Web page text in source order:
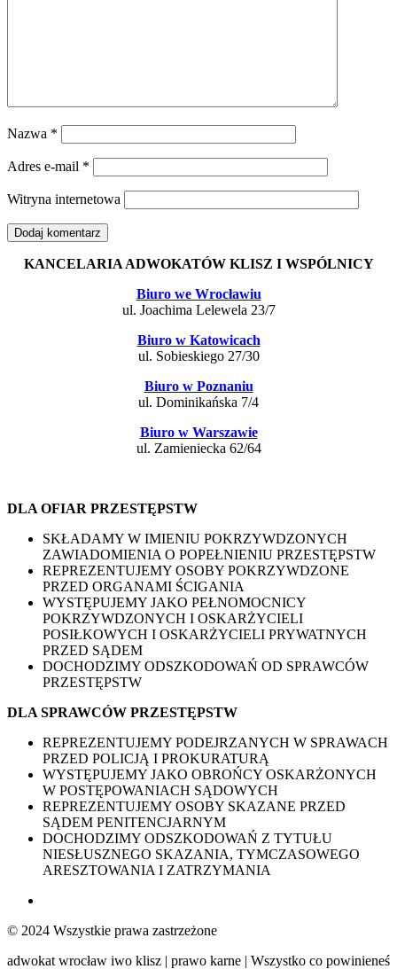
Nazwa *
Adres e-mail *
Witryna internetowa
KANCELARIA ADWOKATÓW KLISZ I WSPÓLNICY
Biuro we Wrocławiu
ul. Joachima Lelewela 23/7
Biuro w Katowicach
ul. Sobieskiego 27/30
Biuro w Poznaniu
ul. Dominikańska 7/4
Biuro w Warszawie
ul. Zamieniecka 62/64
DLA OFIAR PRZESTĘPSTW
SKŁADAMY W IMIENIU POKRZYWDZONYCH
ZAWIADOMIENIA O POPEŁNIENIU PRZESTĘPSTW
REPREZENTUJEMY OSOBY POKRZYWDZONE
PRZED ORGANAMI ŚCIGANIA
WYSTĘPUJEMY JAKO PEŁNOMOCNICY
POKRZYWDZONYCH I OSKARŻYCIELI
POSIŁKOWYCH I OSKARŻYCIELI PRYWATNYCH
PRZED SĄDEM
DOCHODZIMY ODSZKODOWAŃ OD SPRAWCÓW
PRZESTĘPSTW
DLA SPRAWCÓW PRZESTĘPSTW
REPREZENTUJEMY PODEJRZANYCH W SPRAWACH
PRZED POLICJĄ I PROKURATURĄ
WYSTĘPUJEMY JAKO OBROŃCY OSKARŻONYCH
W POSTĘPOWANIACH SĄDOWYCH
REPREZENTUJEMY OSOBY SKAZANE PRZED
SĄDEM PENITENCJARNYM
DOCHODZIMY ODSZKODOWAŃ Z TYTUŁU
NIESŁUSZNEGO SKAZANIA, TYMCZASOWEGO
ARESZTOWANIA I ZATRZYMANIA
© 2024 Wszystkie prawa zastrzeżone
adwokat wrocław iwo klisz | prawo karne | Wszystko co powinieneś